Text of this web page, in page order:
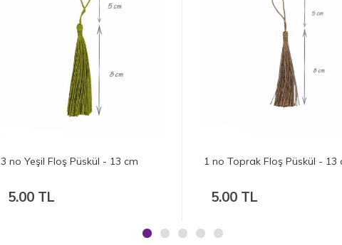
1 no Toprak Floş Püskül - 13 cm
5.00 TL
4 no Bordo Floş Püskül - 13
5.00 TL